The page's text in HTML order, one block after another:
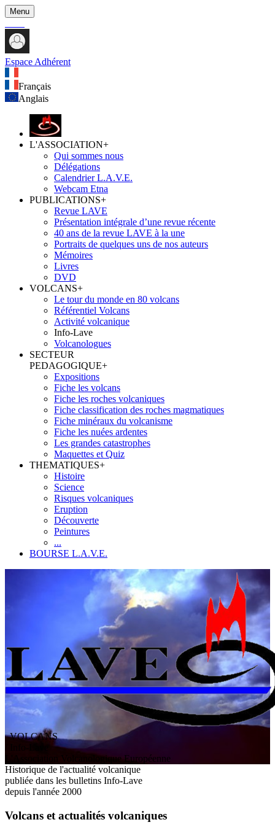
Menu
Espace Adhérent
Français
Anglais
L'ASSOCIATION+
Qui sommes nous
Délégations
Calendrier L.A.V.E.
Webcam Etna
PUBLICATIONS+
Revue LAVE
Présentation intégrale d’une revue récente
40 ans de la revue LAVE à la une
Portraits de quelques uns de nos auteurs
Mémoires
Livres
DVD
VOLCANS+
Le tour du monde en 80 volcans
Référentiel Volcans
Activité volcanique
Info-Lave
Volcanologues
SECTEUR
PEDAGOGIQUE+
Expositions
Fiche les volcans
Fiche les roches volcaniques
Fiche classification des roches magmatiques
Fiche minéraux du volcanisme
Fiche les nuées ardentes
Les grandes catastrophes
Maquettes et Quiz
THEMATIQUES+
Histoire
Science
Risques volcaniques
Eruption
Découverte
Peintures
...
BOURSE L.A.V.E.
VOLCANS
ssociation V olcanologiqueEuropéenne
Historique de l'actualité volcanique
publiée dans les bulletins Info-Lave
depuis l'année 2000
Volcans et actualités volcaniques